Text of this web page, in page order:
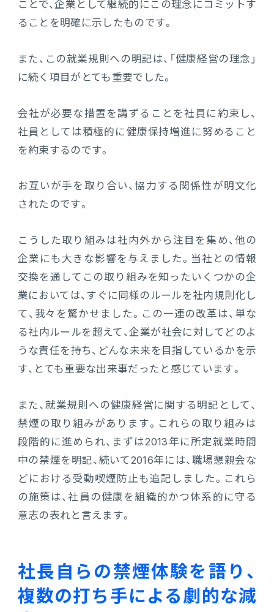
ことで、企業として継続的にこの理念にコミットす
ることを明確に示したものです。
また、この就業規則への明記は、「健康経営の理念」
に続く項目がとても重要でした。
会社が必要な措置を講ずることを社員に約束し、
社員としては積極的に健康保持増進に努めること
を約束するのです。
お互いが手を取り合い、協力する関係性が明文化
されたのです。
こうした取り組みは社内外から注目を集め、他の
企業にも大きな影響を与えました。当社との情報
交換を通してこの取り組みを知ったいくつかの企
業においては、すぐに同様のルールを社内規則化し
て、我々を驚かせました。この一連の改革は、単な
る社内ルールを超えて、企業が社会に対してどのよ
うな責任を持ち、どんな未来を目指しているかを示
す、とても重要な出来事だったと感じています。
また、就業規則への健康経営に関する明記として、
禁煙の取り組みがあります。これらの取り組みは
段階的に進められ、まずは2013年に所定就業時間
中の禁煙を明記、続いて2016年には、職場懇親会な
どにおける受動喫煙防止も追記しました。これら
の施策は、社員の健康を組織的かつ体系的に守る
意志の表れと言えます。
社長自らの禁煙体験を語り、
複数の打ち手による劇的な減